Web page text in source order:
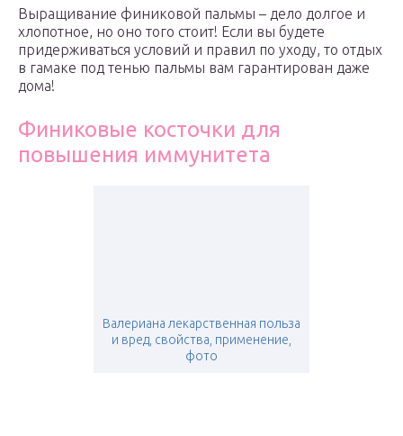
Выращивание финиковой пальмы – дело долгое и
хлопотное, но оно того стоит! Если вы будете
придерживаться условий и правил по уходу, то отдых
в гамаке под тенью пальмы вам гарантирован даже
дома!
Финиковые косточки для
повышения иммунитета
Валериана лекарственная польза
и вред, свойства, применение,
фото